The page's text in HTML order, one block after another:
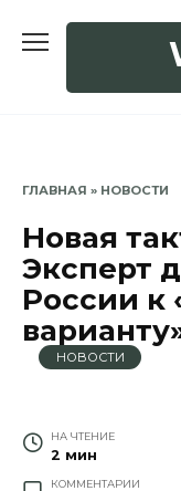
ГЛАВНАЯ » НОВОСТИ
Новая
Эксперт
России к
НОВОСТИ
НА ЧТЕНИЕ
2 мин
КОММЕНТАРИИ